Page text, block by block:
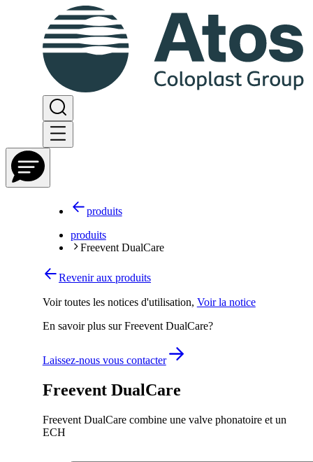
produits
produits
Freevent DualCare
Freevent DualCare
Freevent DualCare combine une valve phonatoire et un
ECH
Revenir aux produits
Voir toutes les notices d'utilisation, Voir la notice
En savoir plus sur Freevent DualCare?
Laissez-nous vous contacter